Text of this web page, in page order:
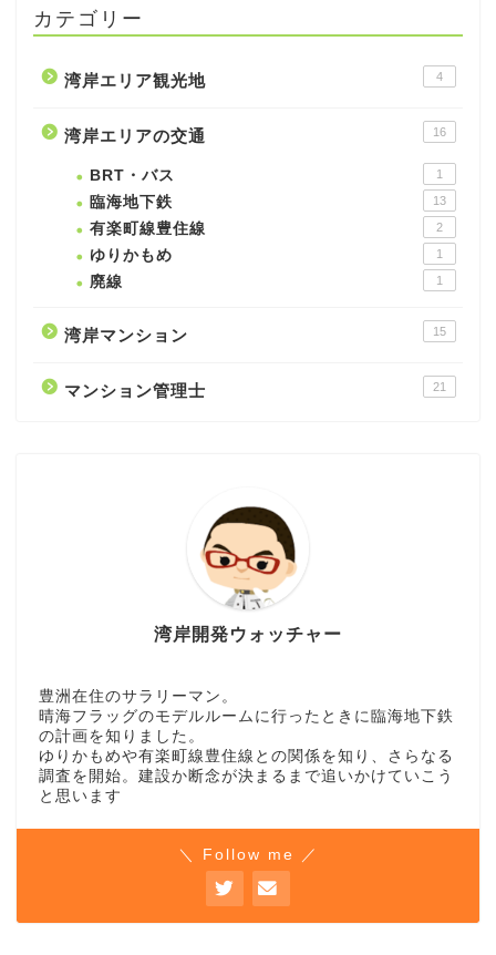
カテゴリー
湾岸エリア観光地 4
湾岸エリアの交通 16
BRT・バス 1
臨海地下鉄 13
有楽町線豊住線 2
ゆりかもめ 1
廃線 1
湾岸マンション 15
マンション管理士 21
湾岸開発ウォッチャー
豊洲在住のサラリーマン。
晴海フラッグのモデルルームに行ったときに臨海地下鉄
の計画を知りました。
ゆりかもめや有楽町線豊住線との関係を知り、さらなる
調査を開始。建設か断念が決まるまで追いかけていこう
と思います
＼ Follow me ／